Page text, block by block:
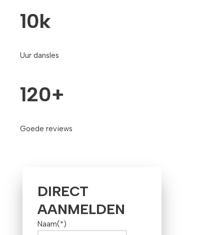
10k
Uur dansles
120+
Goede reviews
DIRECT
AANMELDEN
Naam(*)